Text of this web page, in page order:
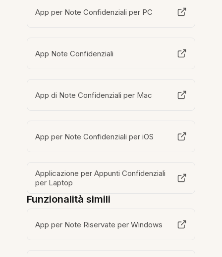
App per Note Confidenziali per PC
App Note Confidenziali
App di Note Confidenziali per Mac
App per Note Confidenziali per iOS
Applicazione per Appunti Confidenziali
per Laptop
Funzionalità simili
App per Note Riservate per Windows